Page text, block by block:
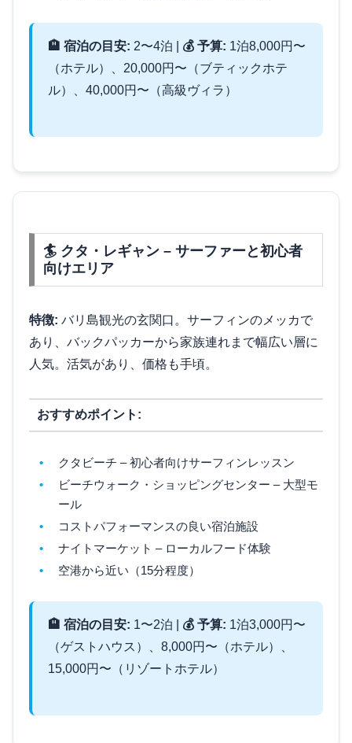
🏨 宿泊の目安: 2〜4泊 | 💰 予算: 1泊8,000円〜
（ホテル）、20,000円〜（ブティックホテ
ル）、40,000円〜（高級ヴィラ）
🏄 クタ・レギャン – サーファーと初心者
向けエリア
特徴: バリ島観光の玄関口。サーフィンのメッカで
あり、バックパッカーから家族連れまで幅広い層に
人気。活気があり、価格も手頃。
おすすめポイント:
クタビーチ – 初心者向けサーフィンレッスン
ビーチウォーク・ショッピングセンター – 大型モ
ール
コストパフォーマンスの良い宿泊施設
ナイトマーケット – ローカルフード体験
空港から近い（15分程度）
🏨 宿泊の目安: 1〜2泊 | 💰 予算: 1泊3,000円〜
（ゲストハウス）、8,000円〜（ホテル）、
15,000円〜（リゾートホテル）